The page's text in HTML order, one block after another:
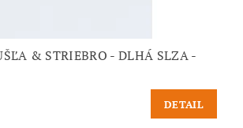
& STRIEBRO - DLHÁ SLZA -
DETAIL